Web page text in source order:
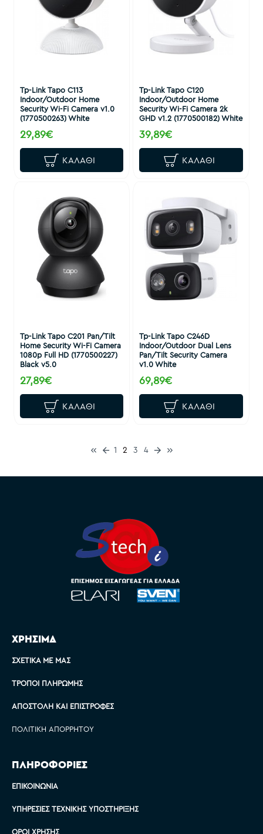
Tp-Link Tapo C113
Indoor/Outdoor Home
Security Wi-Fi Camera v1.0
(1770500263) White
29,89€
ΚΑΛΆΘΙ
Tp-Link Tapo C120
Indoor/Outdoor Home
Security Wi-Fi Camera 2k
GHD v1.2 (1770500182) White
39,89€
ΚΑΛΆΘΙ
Tp-Link Tapo C201 Pan/Tilt
Home Security Wi-Fi Camera
1080p Full HD (1770500227)
Black v5.0
27,89€
ΚΑΛΆΘΙ
Tp-Link Tapo C246D
Indoor/Outdoor Dual Lens
Pan/Tilt Security Camera
v1.0 White
69,89€
ΚΑΛΆΘΙ
1 2 3 4
ΧΡΗΣΙΜΑ
ΣΧΕΤΙΚΆ ΜΕ ΜΑΣ
ΤΡΌΠΟΙ ΠΛΗΡΩΜΉΣ
ΑΠΟΣΤΟΛΉ ΚΑΙ ΕΠΙΣΤΡΟΦΈΣ
ΠΟΛΙΤΙΚΉ ΑΠΟΡΡΉΤΟΥ
ΠΛΗΡΟΦΟΡΙΕΣ
ΕΠΙΚΟΙΝΩΝΊΑ
ΥΠΗΡΕΣΊΕΣ ΤΕΧΝΙΚΉΣ ΥΠΟΣΤΉΡΙΞΗΣ
ΌΡΟΙ ΧΡΉΣΗΣ